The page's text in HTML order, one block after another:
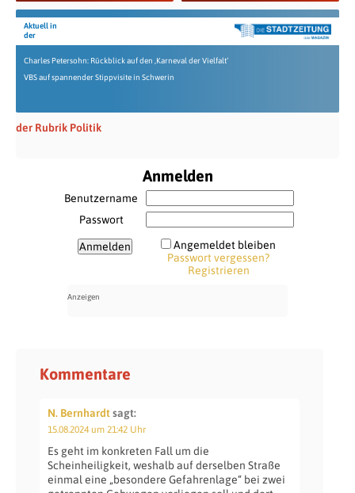
Aktuell in
der
Charles Petersohn: Rückblick auf den ‚Karneval der Vielfalt‘
VBS auf spannender Stippvisite in Schwerin
der Rubrik Politik
Anmelden
Benutzername
Passwort
Angemeldet bleiben
Passwort vergessen?
Registrieren
Kommentare
N. Bernhardtsagt:
15.08.2024 um 21:42 Uhr
Es geht im konkreten Fall um die
Scheinheiligkeit, weshalb auf derselben Straße
einmal eine „besondere Gefahrenlage“ bei zwei